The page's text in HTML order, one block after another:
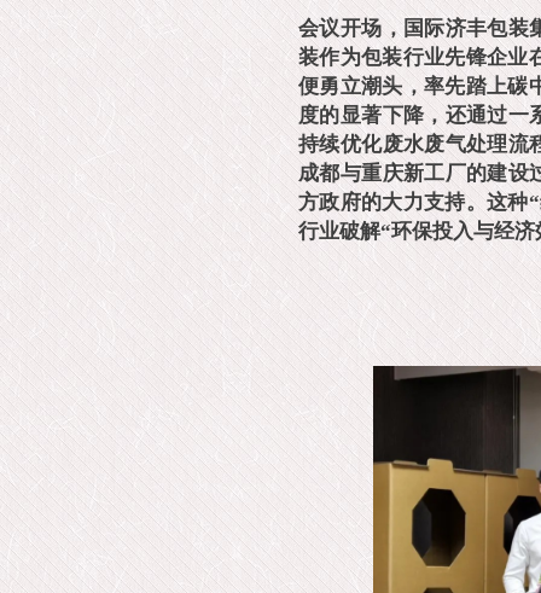
会议开场，国际济丰包装
装作为包装行业先锋企业
便勇立潮头，率先踏上碳
度的显著下降，还通过一
持续优化废水废气处理流
成都与重庆新工厂的建设
方政府的大力支持。这种
行业破解“环保投入与经